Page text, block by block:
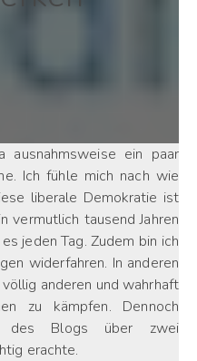
Ich fühle mich nach wie
liberale Demokratie ist
vermutlich tausend Jahren
jeden Tag. Zudem bin ich
widerfahren. In anderen
anderen und wahrhaft
zu kämpfen. Dennoch
des Blogs über zwei
erachte.